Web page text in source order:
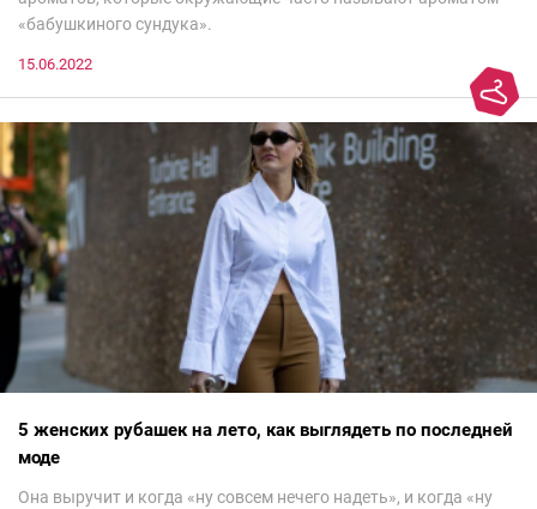
«бабушкиного сундука».
15.06.2022
5 женских рубашек на лето, как выглядеть по последней
моде
Она выручит и когда «ну совсем нечего надеть», и когда «ну